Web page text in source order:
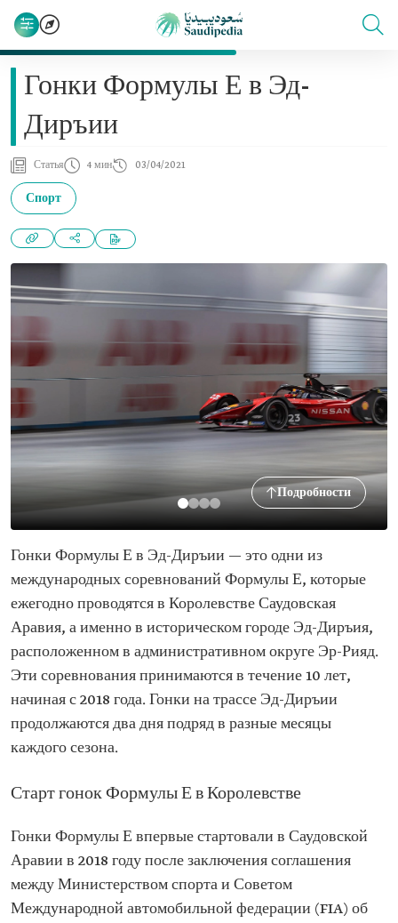
Гонки Формулы Е в Эд-
Диръии
Статья 4 мин 03/04/2021
Спорт
Подробности
Гонки Формулы Е в Эд-Диръии — это одни из
международных соревнований Формулы Е, которые
ежегодно проводятся в Королевстве Саудовская
Аравия, а именно в историческом городе Эд-Диръия,
расположенном в административном округе Эр-Рияд.
Эти соревнования принимаются в течение 10 лет,
начиная с 2018 года. Гонки на трассе Эд-Диръии
продолжаются два дня подряд в разные месяцы
каждого сезона.
Старт гонок Формулы Е в Королевстве
Гонки Формулы Е впервые стартовали в Саудовской
Аравии в 2018 году после заключения соглашения
между Министерством спорта и Советом
Международной автомобильной федерации (FIA) об